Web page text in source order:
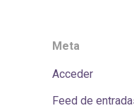
Meta
Acceder
Feed de